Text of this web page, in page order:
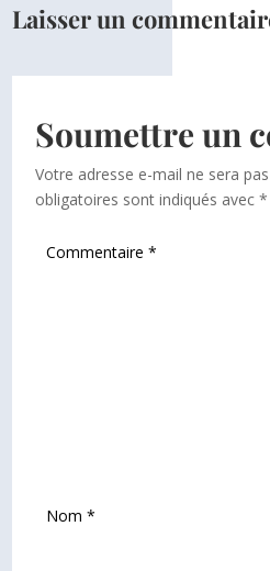
Laisser un
Soumettre un
Votre adresse e-mail ne sera
obligatoires sont indiqués avec*